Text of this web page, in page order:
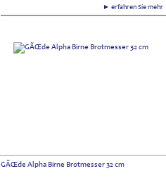
► erfahren Sie
GÃŒde Alpha Birne Brotmesser 32 cm